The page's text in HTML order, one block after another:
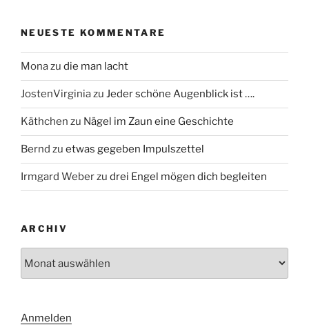
NEUESTE KOMMENTARE
Monazu die man lacht
JostenVirginiazu Jeder schöne Augenblick ist ….
Käthchen zu Nägel im Zaun eine Geschichte
Bernd zu etwas gegeben Impulszettel
Irmgard Weberzu drei Engel mögen dich begleiten
ARCHIV
Anmelden